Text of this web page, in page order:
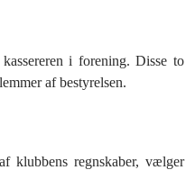
i forening. Disse to
af bestyrelsen.
klubbens regnskaber, vælger